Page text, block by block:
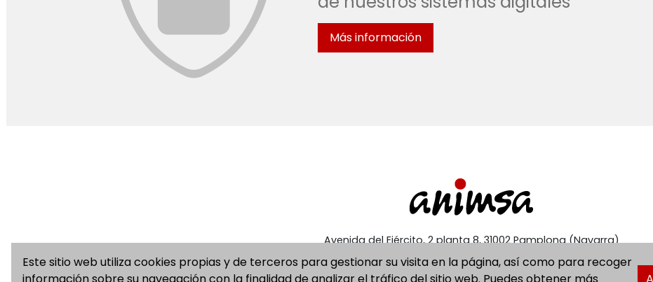
Más información
Avenida del Ejército, 2 planta 8, 31002 Pamplona (Navarra)
948 420 800
animsa@animsa.es
Este sitio web utiliza cookies propias y de terceros para gestionar su visita en la página, así como para recoger